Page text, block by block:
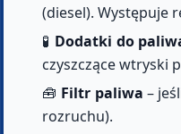
(diesel). Występuje
🧪 Dodatki do
czyszczące wtryski
🧰 Filtr paliwa –
rozruchu).